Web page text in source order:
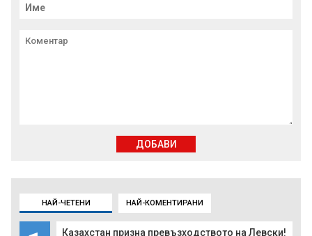
НАЙ-ЧЕТЕНИ НАЙ-КОМЕНТИРАНИ
Казахстан призна превъзходството на Левски!
ДОБАВИ